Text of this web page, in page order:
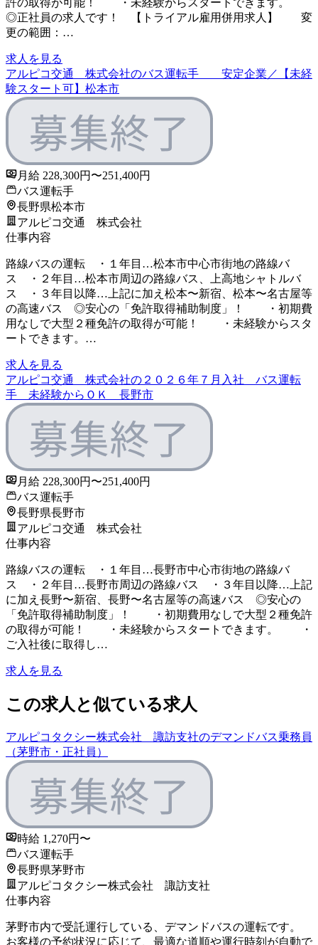
許の取得が可能！ ・未経験からスタートできます。
◎正社員の求人です！ 【トライアル雇用併用求人】 変
更の範囲：…
求人を見る
アルピコ交通 株式会社のバス運転手 安定企業／【未経
験スタート可】松本市
月給 228,300円〜251,400円
バス運転手
長野県松本市
アルピコ交通 株式会社
仕事内容
路線バスの運転 ・１年目…松本市中心市街地の路線バ
ス ・２年目…松本市周辺の路線バス、上高地シャトルバ
ス ・３年目以降…上記に加え松本〜新宿、松本〜名古屋等
の高速バス ◎安心の「免許取得補助制度」！ ・初期費
用なしで大型２種免許の取得が可能！ ・未経験からスタ
ートできます。…
求人を見る
アルピコ交通 株式会社の２０２６年７月入社 バス運転
手 未経験からＯＫ 長野市
月給 228,300円〜251,400円
バス運転手
長野県長野市
アルピコ交通 株式会社
仕事内容
路線バスの運転 ・１年目…長野市中心市街地の路線バ
ス ・２年目…長野市周辺の路線バス ・３年目以降…上記
に加え長野〜新宿、長野〜名古屋等の高速バス ◎安心の
「免許取得補助制度」！ ・初期費用なしで大型２種免許
の取得が可能！ ・未経験からスタートできます。 ・
ご入社後に取得し…
求人を見る
この求人と似ている求人
アルピコタクシー株式会社 諏訪支社のデマンドバス乗務員
（茅野市・正社員）
時給 1,270円〜
バス運転手
長野県茅野市
アルピコタクシー株式会社 諏訪支社
仕事内容
茅野市内で受託運行している、デマンドバスの運転です。
お客様の予約状況に応じて、最適な道順や運行時刻が自動で